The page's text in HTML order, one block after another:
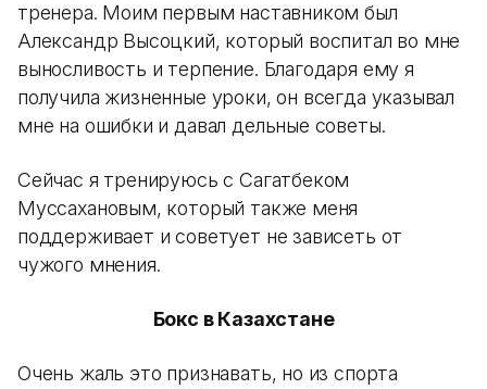
тренера. Моим первым наставником был
Александр Высоцкий, который воспитал во мне
выносливость и терпение. Благодаря ему я
получила жизненные уроки, он всегда указывал
мне на ошибки и давал дельные советы.
Сейчас я тренируюсь с Сагатбеком
Муссахановым, который также меня
поддерживает и советует не зависеть от
чужого мнения.
Бокс в Казахстане
Очень жаль это признавать, но из спорта